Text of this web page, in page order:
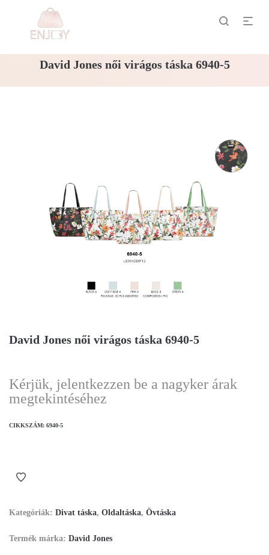
David Jones női virágos táska 6940-5
David Jones női virágos táska 6940-5
Kérjük, jelentkezzen be a nagyker árak
megtekintéséhez
CIKKSZÁM: 6940-5
Kategóriák: Divat táska, Oldaltáska, Övtáska
Termék márka: David Jones